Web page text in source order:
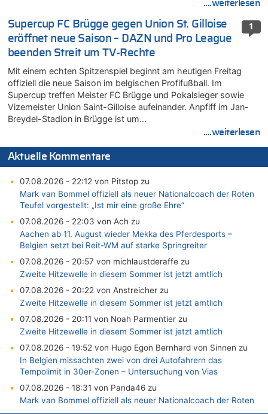
....weiterlesen
1
Supercup FC Brügge gegen Union St. Gilloise
eröffnet neue Saison – DAZN und Pro League
beenden Streit um TV-Rechte
Mit einem echten Spitzenspiel beginnt am heutigen Freitag
offiziell die neue Saison im belgischen Profifußball. Im
Supercup treffen Meister FC Brügge und Pokalsieger sowie
Vizemeister Union Saint-Gilloise aufeinander. Anpfiff im Jan-
Breydel-Stadion in Brügge ist um…
....weiterlesen
Aktuelle Kommentare
07.08.2026 - 22:12 von Pitstop zu
Mark van Bommel offiziell als neuer Nationalcoach der Roten
Teufel vorgestellt: „Ist mir eine große Ehre“
07.08.2026 - 22:03 von Ach zu
Aachen ab 11. August wieder Mekka des Pferdesports –
Belgien setzt bei Reit-WM auf starke Springreiter
07.08.2026 - 20:57 von michlaustderaffe zu
Zweite Hitzewelle in diesem Sommer ist jetzt amtlich
07.08.2026 - 20:22 von Anstreicher zu
Zweite Hitzewelle in diesem Sommer ist jetzt amtlich
07.08.2026 - 20:11 von Noah Parmentier zu
Zweite Hitzewelle in diesem Sommer ist jetzt amtlich
07.08.2026 - 19:52 von Hugo Egon Bernhard von Sinnen zu
In Belgien missachten zwei von drei Autofahrern das
Tempolimit in 30er-Zonen – Untersuchung von Vias
07.08.2026 - 18:31 von Panda46 zu
Mark van Bommel offiziell als neuer Nationalcoach der Roten
Teufel vorgestellt: „Ist mir eine große Ehre“